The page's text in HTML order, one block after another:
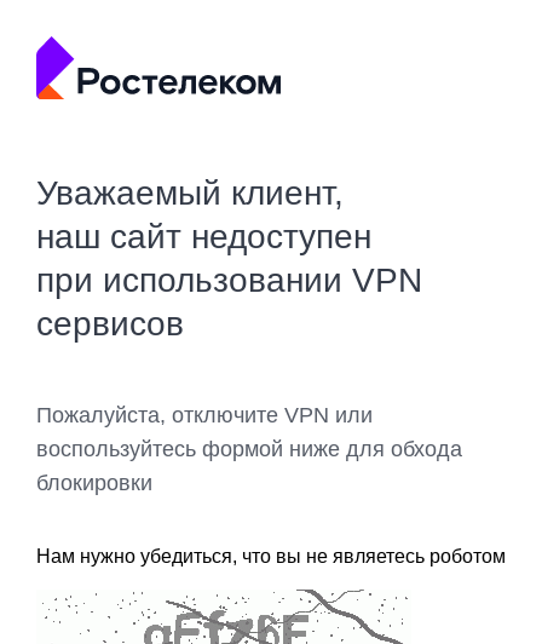
Уважаемый клиент,
наш сайт недоступен
при использовании VPN
сервисов
Пожалуйста, отключите VPN или
воспользуйтесь формой ниже для обхода
блокировки
Нам нужно убедиться, что вы не являетесь роботом